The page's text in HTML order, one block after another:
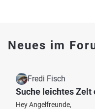
Neues im
Fredi Fisch
Suche leichtes Zelt
Hey Angelfreunde,